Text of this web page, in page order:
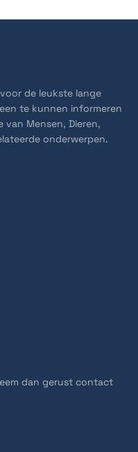
de leukste lange
te kunnen informeren
Mensen, Dieren,
onderwerpen.
dan gerust contact